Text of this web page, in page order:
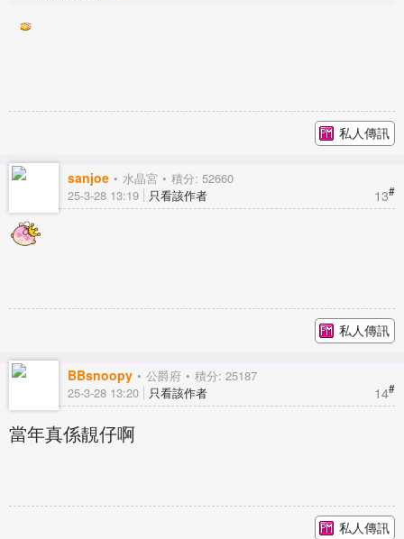
私人傳訊
sanjoe 水晶宮 積分: 52660
13#
25-3-28 13:19 只看該作者
私人傳訊
BBsnoopy 公爵府 積分: 25187
14#
25-3-28 13:20 只看該作者
當年真係靚仔啊
私人傳訊